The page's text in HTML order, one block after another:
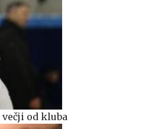
od kluba